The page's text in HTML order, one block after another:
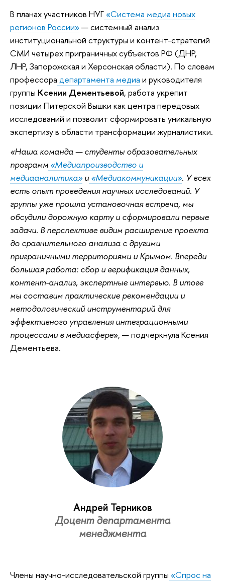
В планах участников НУГ «Система медиа новых
регионов России»— системный анализ
институциональной структуры и контент-стратегий
СМИ четырех приграничных субъектов РФ (ДНР,
ЛНР, Запорожская и Херсонская области). По словам
профессора департамента медиа и руководителя
группы Ксении Дементьевой, работа укрепит
позиции Питерской Вышки как центра передовых
исследований и позволит сформировать уникальную
экспертизу в области трансформации журналистики.
«Наша команда — студенты образовательных
программ «Медиапроизводство и
медиааналитика» и «Медиакоммуникации». У всех
есть опыт проведения научных исследований. У
группы уже прошла установочная встреча, мы
обсудили дорожную карту и сформировали первые
задачи. В перспективе видим расширение проекта
до сравнительного анализа с другими
приграничными территориями и Крымом. Впереди
большая работа: сбор и верификация данных,
контент-анализ, экспертные интервью. В итоге
мы составим практические рекомендации и
методологический инструментарий для
эффективного управления интеграционными
процессами в медиасфере», — подчеркнула Ксения
Дементьева.
Андрей Терников
Доцент департамента
менеджмента
Члены научно-исследовательской группы «Спрос на